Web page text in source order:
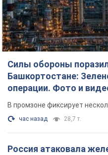
Силы обороны
Башкортостане:
операции. Фото и
В промзоне фиксирует
час назад 28,7 т.
Россия атаковала